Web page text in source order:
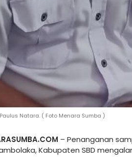
Natara. ( Foto Menara Sumba )
– Penanganan
Kabupaten SBD